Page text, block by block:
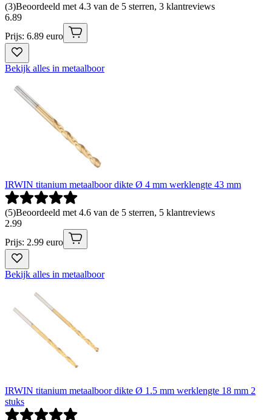
(3)Beoordeeld met 4.3 van de 5 sterren, 3 klantreviews
6.89
Prijs: 6.89 euro
Bekijk alles in metaalboor
IRWIN titanium metaalboor dikte Ø 4 mm werklengte 43 mm
(5)Beoordeeld met 4.6 van de 5 sterren, 5 klantreviews
2.99
Prijs: 2.99 euro
Bekijk alles in metaalboor
IRWIN titanium metaalboor dikte Ø 1.5 mm werklengte 18 mm 2
stuks